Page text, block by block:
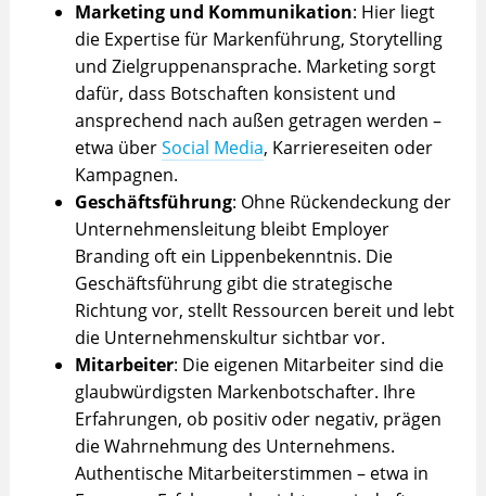
Marketing und Kommunikation: Hier liegt
die Expertise für Markenführung, Storytelling
und Zielgruppenansprache. Marketing sorgt
dafür, dass Botschaften konsistent und
ansprechend nach außen getragen werden –
etwa überSocial Media, Karriereseiten oder
Kampagnen.
Geschäftsführung: Ohne Rückendeckung der
Unternehmensleitung bleibt Employer
Branding oft ein Lippenbekenntnis. Die
Geschäftsführung gibt die strategische
Richtung vor, stellt Ressourcen bereit und lebt
die Unternehmenskultur sichtbar vor.
Mitarbeiter: Die eigenen Mitarbeiter sind die
glaubwürdigsten Markenbotschafter. Ihre
Erfahrungen, ob positiv oder negativ, prägen
die Wahrnehmung des Unternehmens.
Authentische Mitarbeiterstimmen – etwa in